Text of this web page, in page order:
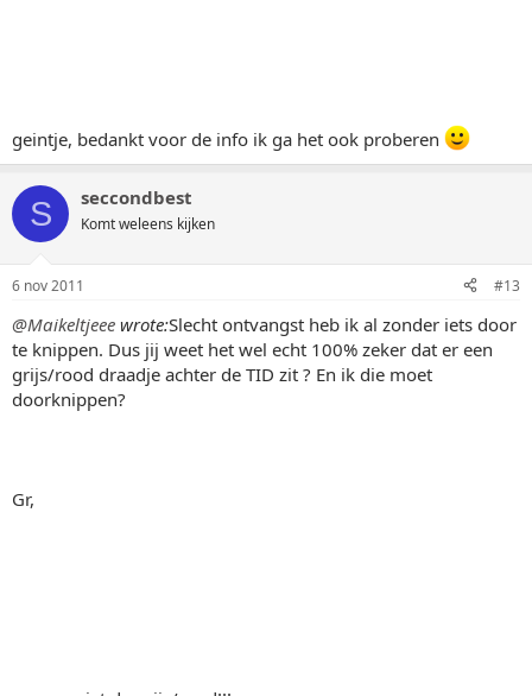
geintje, bedankt voor de info ik ga het ook proberen
S seccondbest
Komt weleens kijken
6 nov 2011 #13
@Maikeltjeee wrote:Slecht ontvangst heb ik al zonder iets door
te knippen. Dus jij weet het wel echt 100% zeker dat er een
grijs/rood draadje achter de TID zit ? En ik die moet
doorknippen?
Gr,